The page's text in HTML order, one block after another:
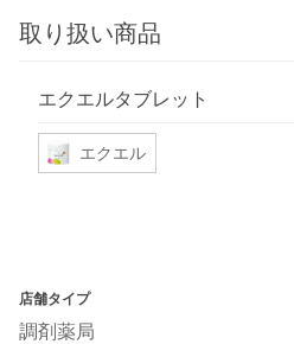
取り扱い商品
エクエルタブレット
エクエル
店舗タイプ
調剤薬局